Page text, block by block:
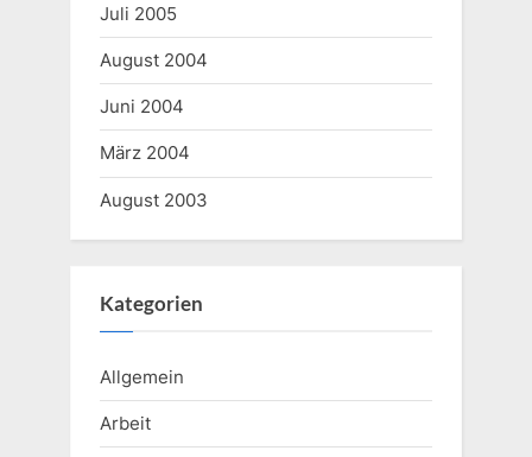
Juli 2005
August 2004
Juni 2004
März 2004
August 2003
Kategorien
Allgemein
Arbeit